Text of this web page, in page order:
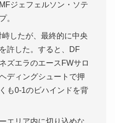
ジェフェルソン・ソテ
。
したが、最終的に中央
許した。すると、DF
ズエラのエースFWサロ
ディングシュートで押
も0-1のビハインドを背
エリア内に切り込めな